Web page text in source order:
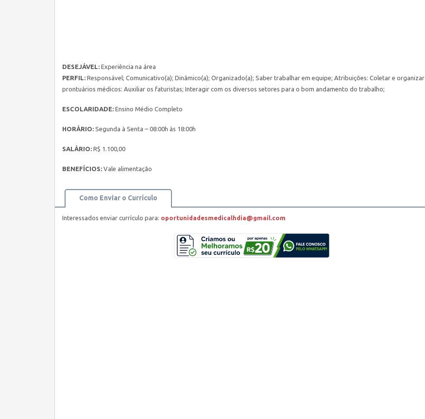
DESEJÁVEL: Experiência na área
PERFIL: Responsável; Comunicativo(a); Dinâmico(a); Organizado(a); Saber trabalhar em equipe; Atribuições: Coletar e organizar
prontuários médicos: Auxiliar os faturistas; Interagir com os diversos setores para o bom andamento do trabalho;
ESCOLARIDADE: Ensino Médio Completo
HORÁRIO: Segunda à Senta – 08:00h às 18:00h
SALÁRIO: R$ 1.100,00
BENEFÍCIOS: Vale alimentação
Como Enviar o Currículo
Interessados enviar currículo para: oportunidadesmedicalhdia@gmail.com